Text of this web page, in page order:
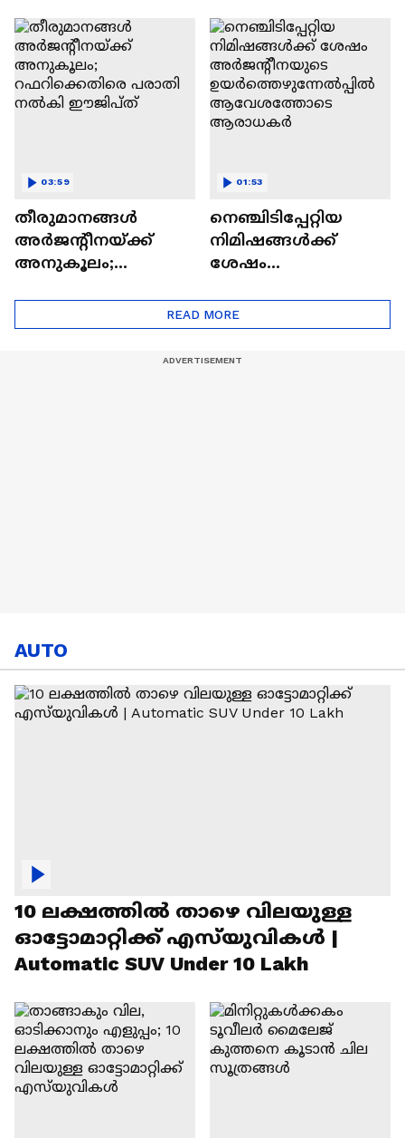
കണ്ണീരണിഞ്ഞ്
മിശിഹ
അങ്ങ് ദുബായിലും
തീരുമാനങ്ങൾ
അർജന്റീനയ്ക്ക്
അനുകൂലം;
ഈജിപ്ത്
03:59
നെഞ്ചിടിപ്പേറ്റിയ
നിമിഷങ്ങൾക്ക്
ശേഷം
ഉയർത്തെഴുന്നേൽപ്പി
ൽ ആവേശത്തോടെ
01:53
READ MORE
AUTO
10 ലക്ഷത്തിൽ താഴെ വിലയുള്ള
ഓട്ടോമാറ്റിക്ക് എസ്‍യുവികൾ |
Automatic SUV Under 10 Lakh